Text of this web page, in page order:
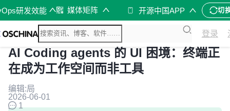
研发效能 媒体矩阵 开源中国APP 切
登录
AI Coding agents 的 UI 困境：终端正
在成为工作空间而非工具
编辑:局
2026-06-01
1